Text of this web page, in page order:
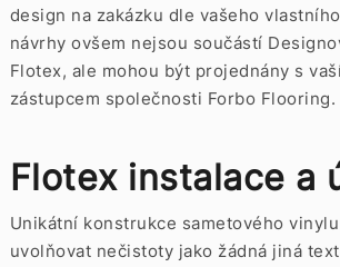
design na zakázku dle vašeho
návrhy ovšem nejsou součástí
Flotex, ale mohou být projednány s
zástupcem společnosti Forbo Flooring.
Flotex instalace a
Unikátní konstrukce sametového
uvolňovat nečistoty jako žádná jiná